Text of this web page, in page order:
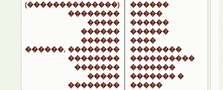
(��������������)
��������
�����
������
������
������, ��������
��������
�������
�����
��������
������
�����
������
������
����
��������
����������
�������
������� �
�����